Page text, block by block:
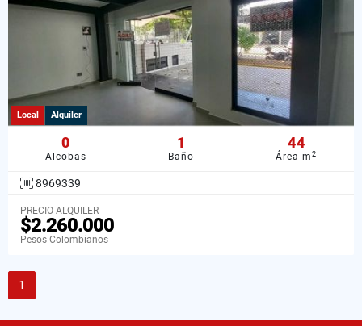
Local Alquiler
0
Alcobas
1
Baño
44
Área m2
8969339
PRECIO ALQUILER
$2.260.000
Pesos Colombianos
1